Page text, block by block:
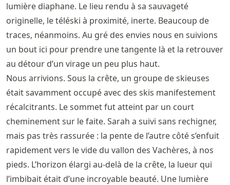
lumière diaphane. Le lieu rendu à sa sauvageté
originelle, le téléski à proximité, inerte. Beaucoup de
traces, néanmoins. Au gré des envies nous en suivions
un bout ici pour prendre une tangente là et la retrouver
au détour d’un virage un peu plus haut.
Nous arrivions. Sous la crête, un groupe de skieuses
était savamment occupé avec des skis manifestement
récalcitrants. Le sommet fut atteint par un court
cheminement sur le faite. Sarah a suivi sans rechigner,
mais pas très rassurée : la pente de l’autre côté s’enfuit
rapidement vers le vide du vallon des Vachères, à nos
pieds. L’horizon élargi au-delà de la crête, la lueur qui
l’imbibait était d’une incroyable beauté. Une lumière